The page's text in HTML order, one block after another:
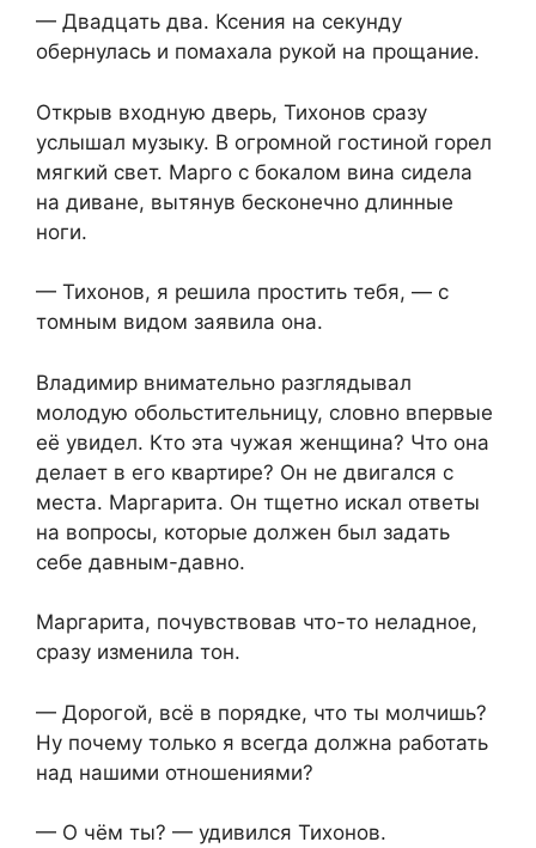
— Двадцать два. Ксения на секунду
обернулась и помахала рукой на прощание.
Открыв входную дверь, Тихонов сразу
услышал музыку. В огромной гостиной горел
мягкий свет. Марго с бокалом вина сидела
на диване, вытянув бесконечно длинные
ноги.
— Тихонов, я решила простить тебя, — с
томным видом заявила она.
Владимир внимательно разглядывал
молодую обольстительницу, словно впервые
её увидел. Кто эта чужая женщина? Что она
делает в его квартире? Он не двигался с
места. Маргарита. Он тщетно искал ответы
на вопросы, которые должен был задать
себе давным-давно.
Маргарита, почувствовав что-то неладное,
сразу изменила тон.
— Дорогой, всё в порядке, что ты молчишь?
Ну почему только я всегда должна работать
над нашими отношениями?
— О чём ты? — удивился Тихонов.